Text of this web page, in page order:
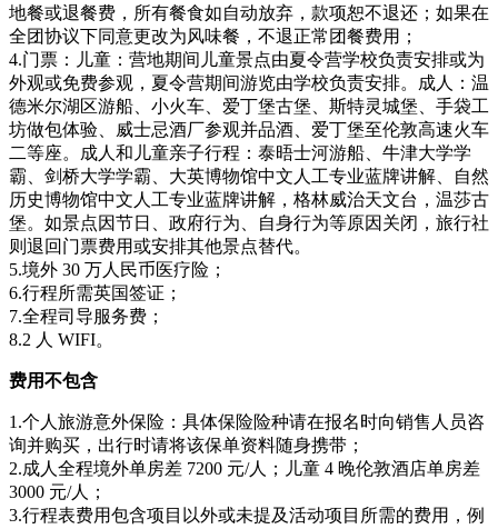
地餐或退餐费，所有餐食如自动放弃，款项恕不退还；如果在
全团协议下同意更改为风味餐，不退正常团餐费用；
4.门票：儿童：营地期间儿童景点由夏令营学校负责安排或为
外观或免费参观，夏令营期间游览由学校负责安排。成人：温
德米尔湖区游船、小火车、爱丁堡古堡、斯特灵城堡、手袋工
坊做包体验、威士忌酒厂参观并品酒、爱丁堡至伦敦高速火车
二等座。成人和儿童亲子行程：泰晤士河游船、牛津大学学
霸、剑桥大学学霸、大英博物馆中文人工专业蓝牌讲解、自然
历史博物馆中文人工专业蓝牌讲解，格林威治天文台，温莎古
堡。如景点因节日、政府行为、自身行为等原因关闭，旅行社
则退回门票费用或安排其他景点替代。
5.境外 30 万人民币医疗险；
6.行程所需英国签证；
7.全程司导服务费；
8.2 人 WIFI。
费用不包含
1.个人旅游意外保险：具体保险险种请在报名时向销售人员咨
询并购买，出行时请将该保单资料随身携带；
2.成人全程境外单房差 7200 元/人；儿童 4 晚伦敦酒店单房差
3000 元/人；
3.行程表费用包含项目以外或未提及活动项目所需的费用，例